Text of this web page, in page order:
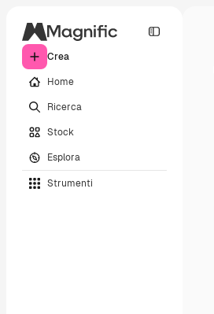
Crea
Home
Ricerca
Stock
Esplora
Strumenti